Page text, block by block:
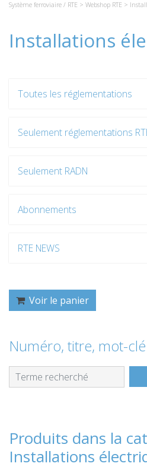
Système ferroviaire / RTE > Webshop RTE >
Installations
Toutes les réglementations
Seulement réglementations
Seulement RADN
Abonnements
RTE NEWS
Voir le panier
Numéro, titre, mot-clé
Produits dans la
Installations